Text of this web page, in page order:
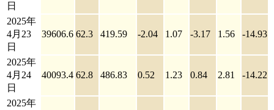
日
2025年
4月23
日
39606.6 62.3 419.59 -2.04 1.07 -3.17 1.56 -14.93
2025年
4月24
日
40093.4 62.8 486.83 0.52 1.23 0.84 2.81 -14.22
2025年